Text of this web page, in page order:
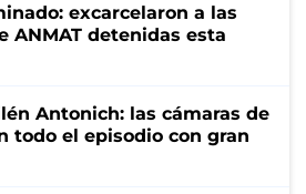
excarcelaron a las
ANMAT detenidas esta
Antonich: las cámaras de
todo el episodio con gran